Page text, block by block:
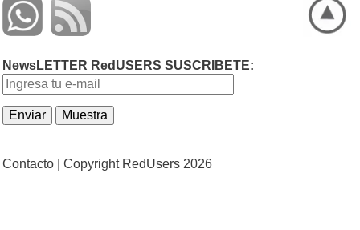
NewsLETTER RedUSERS SUSCRIBETE:
Contacto | Copyright RedUsers 2026